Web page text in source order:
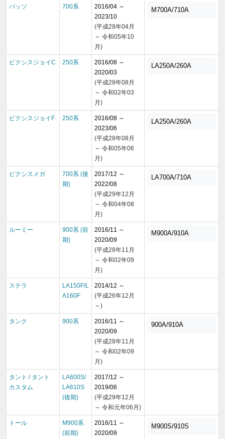
パッソ 700系
2016/04 ～
2023/10
(平成28年04月
～ 令和05年10
月)
M700A/710A
ピクシスジョイC 250系
2016/08 ～
2020/03
(平成28年08月
～ 令和02年03
月)
LA250A/260A
ピクシスジョイF 250系
2016/08 ～
2023/06
(平成28年08月
～ 令和05年06
月)
LA250A/260A
ピクシスメガ
700系 (後
期)
2017/12 ～
2022/08
(平成29年12月
～ 令和04年08
月)
LA700A/710A
ルーミー
900系 (前
期)
2016/11 ～
2020/09
(平成28年11月
～ 令和02年09
月)
M900A/910A
ステラ
LA150F/L
A160F
2014/12 ～
(平成26年12月
～)
タンク 900系
2016/11 ～
2020/09
(平成28年11月
～ 令和02年09
月)
900A/910A
タント / タント
カスタム
LA600S/
LA610S
(後期)
2017/12 ～
2019/06
(平成29年12月
～ 令和元年06月)
トール
M900系
(前期)
2016/11 ～
2020/09
M900S/910S